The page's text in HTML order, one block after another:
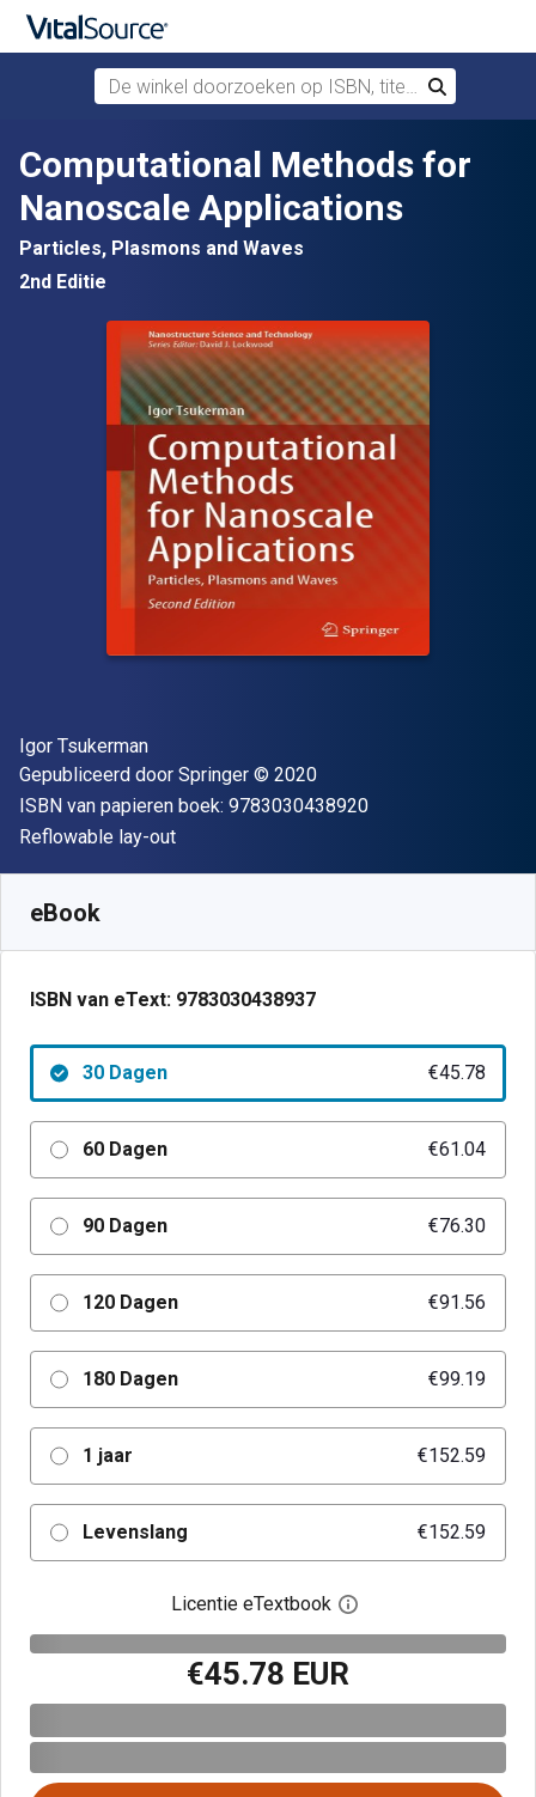
Verdergaan naar belangrijkste inhoud
De winkel doorzoeken op ISBN, titel of auteur
Zoek
Computational Methods for
Nanoscale Applications
Particles, Plasmons and Waves
2nd Editie
Auteur(s)
Igor Tsukerman
Uitgever
Gepubliceerd door Springer Copyright
© 2020
ISBN van papieren boek: 9783030438920"ISBN-13
Indeling
Reflowable lay-out
eBook
ISBN van eText: 9783030438937
30 Dagen €45.78
60 Dagen €61.04
90 Dagen €76.30
120 Dagen €91.56
180 Dagen €99.19
1 jaar €152.59
Levenslang €152.59
Licentie eTextbook Open het
€45.78 EUR